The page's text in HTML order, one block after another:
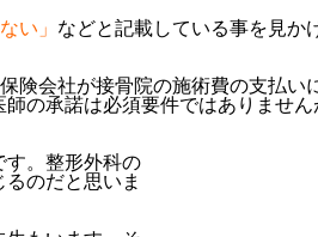
い」 などと記載している事を見か
険会社が接骨院の施術費の支払い
の承諾は必須要件ではありませ
す。整形外科の
るのだと思いま